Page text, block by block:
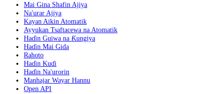
Mai Gina Shafin Ajiya
Na'urar Ajiya
Kayan Aikin Atomatik
Ayyukan Tsaftacewa na Atomatik
Haɗin Guiwa na Ƙungiya
Haɗin Mai Gida
Rahoto
Haɗin Kuɗi
Haɗin Na'urorin
Manhajar Wayar Hannu
Open API